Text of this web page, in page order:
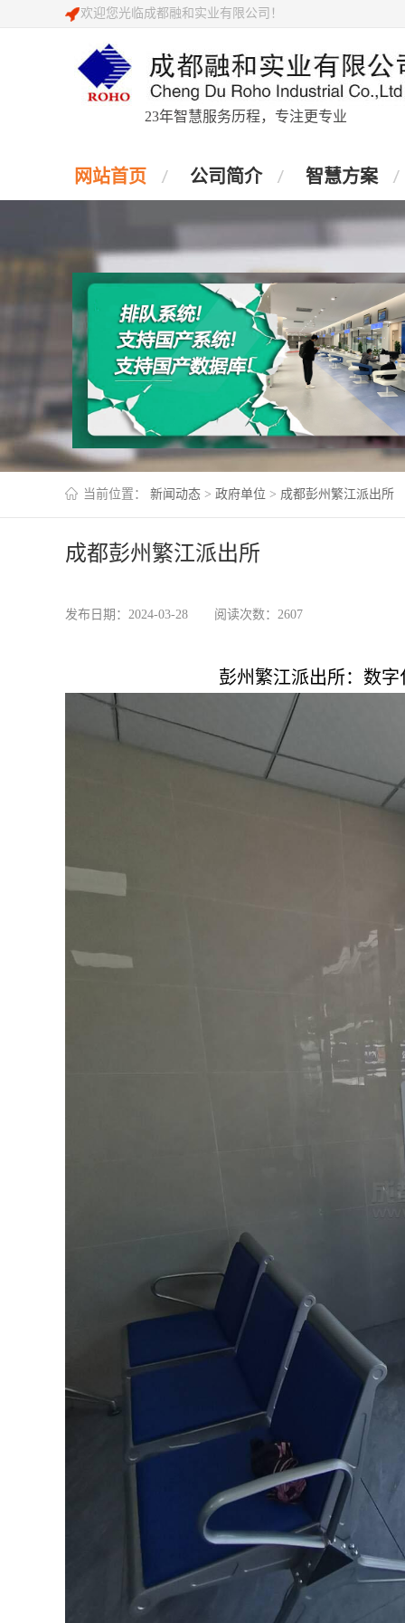
欢迎您光临成都融和实业有限公司！
23年智慧服务历程，专注更专业
网站首页 公司简介 智慧方案
当前位置： 新闻动态 > 政府单位 > 成都彭州繁江派出所
成都彭州繁江派出所
发布日期：2024-03-28 阅读次数：2607
彭州繁江派出所：数